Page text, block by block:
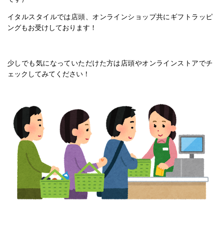
イタルスタイルでは店頭、オンラインショップ共にギフトラッピ
ングもお受けしております！
少しでも気になっていただけた方は店頭やオンラインストアでチ
ェックしてみてください！